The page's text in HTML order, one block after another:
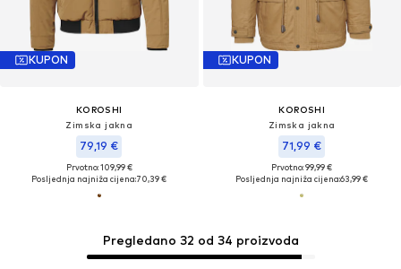
KUPON
KOROSHI
Zimska jakna
79,19 €
Prvotno: 109,99 €
Posljednja najniža cijena:70,39 €
KUPON
KOROSHI
Zimska jakna
71,99 €
Prvotno: 99,99 €
Posljednja najniža cijena:63,99 €
Pregledano 32 od 34 proizvoda